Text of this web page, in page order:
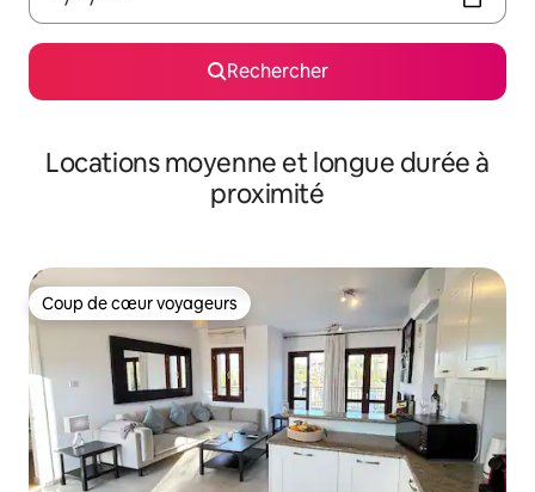
Rechercher
Locations moyenne et longue durée à
proximité
Coup de cœur voyageurs
Coup de cœur voyageurs